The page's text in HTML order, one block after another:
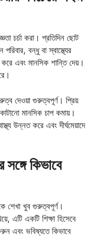
চর্চা করা। প্রতিদিন ছোট
বন্ধু বা স্বাস্থ্যের
এবং মানসিক শান্তি দেয়।
দেওয়া গুরুত্বপূর্ণ। প্রিয়
মানসিক চাপ কমায়।
উন্নত করে এবং দীর্ঘমেয়াদে
কিভাবে
শেখা খুব গুরুত্বপূর্ণ।
এটি একটি শিক্ষা হিসেবে
এবং ভবিষ্যতে কিভাবে